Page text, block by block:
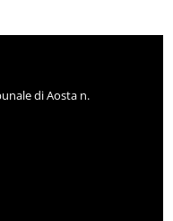
di Aosta n.